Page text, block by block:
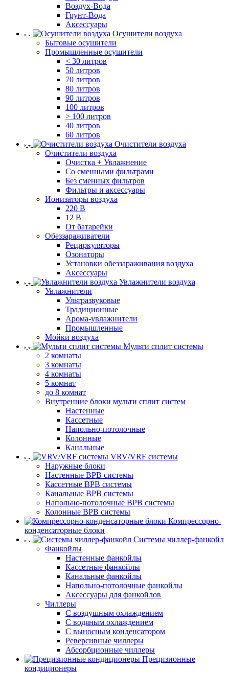
Воздух-Вода
Грунт-Вода
Аксессуары
Осушители воздуха
Бытовые осушители
Промышленные осушители
< 30 литров
50 литров
70 литров
80 литров
90 литров
100 литров
> 100 литров
40 литров
60 литров
Очистители воздуха
Очистители воздуха
Очистка + Увлажнение
Cо сменными фильтрами
Без сменных фильтров
Фильтры и аксессуары
Ионизаторы воздуха
220 В
12 В
От батарейки
Обеззараживатели
Рециркуляторы
Озонаторы
Установки обеззараживания воздуха
Аксессуары
Увлажнители воздуха
Увлажнители
Ультразвуковые
Традиционные
Арома-увлажнители
Промышленные
Мойки воздуха
Мульти сплит системы
2 комнаты
3 комнаты
4 комнаты
5 комнат
до 8 комнат
Внутренние блоки мульти сплит систем
Настенные
Кассетные
Напольно-потолочные
Колонные
Канальные
VRV/VRF системы
Наружные блоки
Настенные ВРВ системы
Кассетные ВРВ системы
Канальные ВРВ системы
Напольно-потолочные ВРВ системы
Колонные ВРВ системы
Компрессорно-
конденсаторные блоки
Системы чиллер-фанкойл
Фанкойлы
Настенные фанкойлы
Кассетные фанкойлы
Канальные фанкойлы
Напольно-потолочные фанкойлы
Аксессуары для фанкойлов
Чиллеры
С воздушным охлаждением
С водяным охлаждением
С выносным конденсатором
Реверсивные чиллеры
Абсорбционные чиллеры
Прецизионные
кондиционеры